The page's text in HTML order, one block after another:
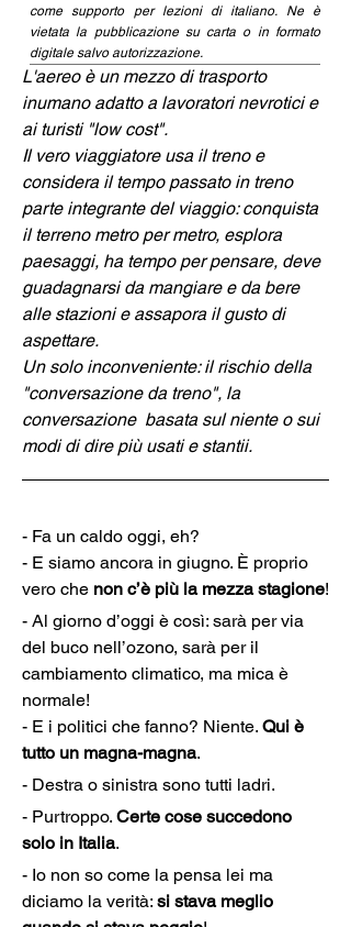
come supporto per lezioni di italiano. Ne è
vietata la pubblicazione su carta o in formato
digitale salvo autorizzazione.
L'aereo è un mezzo di trasporto
inumano adatto a lavoratori nevrotici e
ai turisti "low cost".
Il vero viaggiatore usa il treno e
considera il tempo passato in treno
parte integrante del viaggio: conquista
il terreno metro per metro, esplora
paesaggi, ha tempo per pensare, deve
guadagnarsi da mangiare e da bere
alle stazioni e assapora il gusto di
aspettare.
Un solo inconveniente: il rischio della
"conversazione da treno", la
conversazione  basata sul niente o sui
modi di dire più usati e stantii.
- Fa un caldo oggi, eh?
- E siamo ancora in giugno. È proprio
vero che non c’è più la mezza stagione!
- Al giorno d’oggi è così: sarà per via
del buco nell’ozono, sarà per il
cambiamento climatico, ma mica è
normale!
- E i politici che fanno? Niente. Qui è
tutto un magna-magna.
- Destra o sinistra sono tutti ladri.
- Purtroppo. Certe cose succedono
solo in Italia.
- Io non so come la pensa lei ma
diciamo la verità: si stava meglio